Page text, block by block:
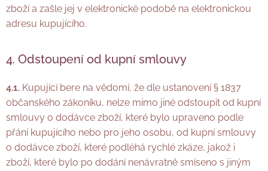
zboží a zašle jej v elektronické podobě na elektronickou
adresu kupujícího.
4. Odstoupení od kupní smlouvy
4.1. Kupující bere na vědomí, že dle ustanovení § 1837
občanského zákoníku, nelze mimo jiné odstoupit od kupní
smlouvy o dodávce zboží, které bylo upraveno podle
přání kupujícího nebo pro jeho osobu, od kupní smlouvy
o dodávce zboží, které podléhá rychlé zkáze, jakož i
zboží, které bylo po dodání nenávratně smíseno s jiným